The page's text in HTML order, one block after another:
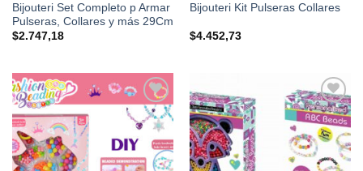
Bijouteri Set Completo p Armar
Pulseras, Collares y más 29Cm
$2.747,18
Bijouteri Kit Pulseras Collares
$4.452,73
Añadir a
favoritos
Añadir a
favoritos